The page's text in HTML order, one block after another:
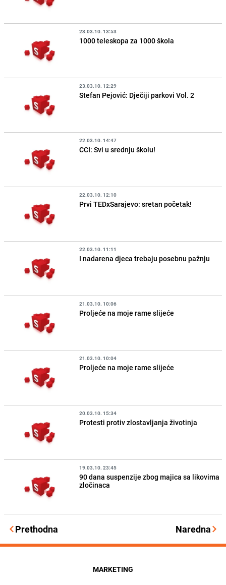
23.03.10. 13:53
1000 teleskopa za 1000 škola
23.03.10. 12:29
Stefan Pejović: Dječiji parkovi Vol. 2
22.03.10. 14:47
CCI: Svi u srednju školu!
22.03.10. 12:10
Prvi TEDxSarajevo: sretan početak!
22.03.10. 11:11
I nadarena djeca trebaju posebnu pažnju
21.03.10. 10:06
Proljeće na moje rame slijeće
21.03.10. 10:04
Proljeće na moje rame slijeće
20.03.10. 15:34
Protesti protiv zlostavljanja životinja
19.03.10. 23:45
90 dana suspenzije zbog majica sa likovima
zločinaca
Prethodna Naredna
MARKETING